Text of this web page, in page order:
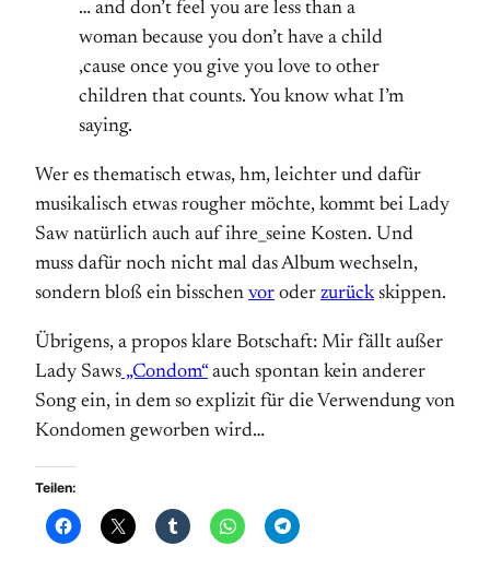
… and don’t feel you are less than a
woman because you don’t have a child
‚cause once you give you love to other
children that counts. You know what I’m
saying.
Wer es thematisch etwas, hm, leichter und dafür
musikalisch etwas rougher möchte, kommt bei Lady
Saw natürlich auch auf ihre_seine Kosten. Und
muss dafür noch nicht mal das Album wechseln,
sondern bloß ein bisschen vor oder zurückskippen.
Übrigens, a propos klare Botschaft: Mir fällt außer
Lady Saws „Condom“ auch spontan kein anderer
Song ein, in dem so explizit für die Verwendung von
Kondomen geworben wird…
Teilen: